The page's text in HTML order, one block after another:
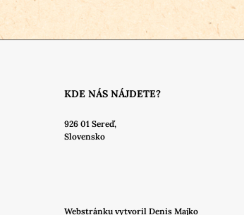
KDE NÁS NÁJDETE?
926 01 Sereď,
Slovensko
Webstránku vytvoril Denis Majko